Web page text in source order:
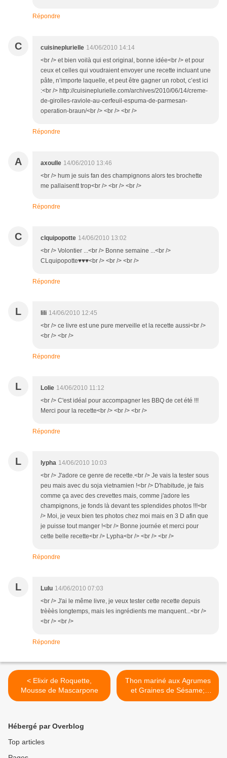
Répondre
C cuisineplurielle 14/06/2010 14:14
<br /> et bien voilà qui est original, bonne idée<br /> et pour
ceux et celles qui voudraient envoyer une recette incluant une
pâte, n’importe laquelle, et peut être gagner un robot, c’est ici
:<br /> http://cuisineplurielle.com/archives/2010/06/14/creme-
de-girolles-raviole-au-cerfeuil-espuma-de-parmesan-
operation-braun/<br /> <br /> <br />
Répondre
A axoulle 14/06/2010 13:46
<br /> hum je suis fan des champignons alors tes brochette
me pallaisentt trop<br /> <br /> <br />
Répondre
C clquipopotte 14/06/2010 13:02
<br /> Volontier ...<br /> Bonne semaine ...<br />
CLquipopotte♥♥♥<br /> <br /> <br />
Répondre
L lili 14/06/2010 12:45
<br /> ce livre est une pure merveille et la recette aussi<br />
<br /> <br />
Répondre
L Lolie 14/06/2010 11:12
<br /> C'est idéal pour accompagner les BBQ de cet été !!!
Merci pour la recette<br /> <br /> <br />
Répondre
L lypha 14/06/2010 10:03
<br /> J'adore ce genre de recette.<br /> Je vais la tester sous
peu mais avec du soja vietnamien !<br /> D'habitude, je fais
comme ça avec des crevettes mais, comme j'adore les
champignons, je fonds là devant tes splendides photos !!!<br
/> Moi, je veux bien tes photos chez moi mais en 3 D afin que
je puisse tout manger !<br /> Bonne journée et merci pour
cette belle recette<br /> Lypha<br /> <br /> <br />
Répondre
L Lulu 14/06/2010 07:03
<br /> J'ai le même livre, je veux tester cette recette depuis
trèèès longtemps, mais les ingrédients me manquent...<br />
<br /> <br />
Répondre
< Elixir de Roquette,
Mousse de Mascarpone
Thon mariné aux Agrumes
et Graines de Sésame;
Yakitori >
Hébergé par Overblog
Top articles